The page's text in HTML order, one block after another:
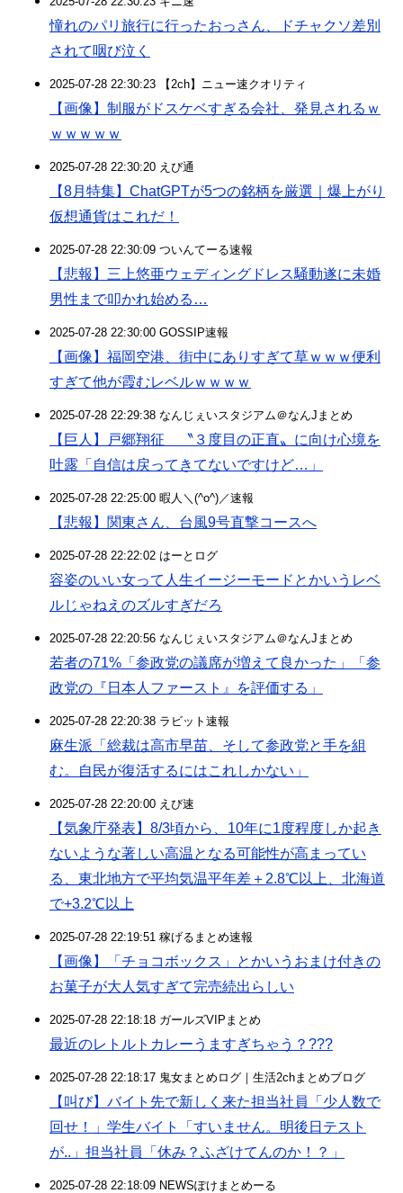
憧れのパリ旅行に行ったおっさん、ドチャクソ差別
されて咽び泣く
2025-07-28 22:30:23 【2ch】ニュー速クオリティ
【画像】制服がドスケベすぎる会社、発見されるｗ
ｗｗｗｗｗ
2025-07-28 22:30:20 えび通
【8月特集】ChatGPTが5つの銘柄を厳選｜爆上がり
仮想通貨はこれだ！
2025-07-28 22:30:09 ついんてーる速報
【悲報】三上悠亜ウェディングドレス騒動遂に未婚
男性まで叩かれ始める…
2025-07-28 22:30:00 GOSSIP速報
【画像】福岡空港、街中にありすぎて草ｗｗｗ便利
すぎて他が霞むレベルｗｗｗｗ
2025-07-28 22:29:38 なんじぇいスタジアム＠なんJまとめ
【巨人】戸郷翔征 〝３度目の正直〟に向け心境を
吐露「自信は戻ってきてないですけど…」
2025-07-28 22:25:00 暇人＼(^o^)／速報
【悲報】関東さん、台風9号直撃コースへ
2025-07-28 22:22:02 はーとログ
容姿のいい女って人生イージーモードとかいうレベ
ルじゃねえのズルすぎだろ
2025-07-28 22:20:56 なんじぇいスタジアム＠なんJまとめ
若者の71%「参政党の議席が増えて良かった」「参
政党の『日本人ファースト』を評価する」
2025-07-28 22:20:38 ラビット速報
麻生派「総裁は高市早苗、そして参政党と手を組
む。自民が復活するにはこれしかない」
2025-07-28 22:20:00 えび速
【気象庁発表】8/3頃から、10年に1度程度しか起き
ないような著しい高温となる可能性が高まってい
る、東北地方で平均気温平年差＋2.8℃以上、北海道
で+3.2℃以上
2025-07-28 22:19:51 稼げるまとめ速報
【画像】「チョコボックス」とかいうおまけ付きの
お菓子が大人気すぎて完売続出らしい
2025-07-28 22:18:18 ガールズVIPまとめ
最近のレトルトカレーうますぎちゃう？???
2025-07-28 22:18:17 鬼女まとめログ｜生活2chまとめブログ
【叫び】バイト先で新しく来た担当社員「少人数で
回せ！」学生バイト「すいません。明後日テスト
が..」担当社員「休み？ふざけてんのか！？」
2025-07-28 22:18:09 NEWSぽけまとめーる